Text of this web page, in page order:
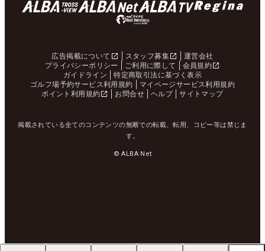
広告掲載について スタッフ募集
運営会社
プライバシーポリシー
ご利用に際して
会員規約
ガイドライン
特定商取引法に基づく表示
ゴルフ場予約サービス利用規約
マイページサービス利用規約
ポイント利用規約
お問合せ ヘルプ サイトマップ
掲載されている全てのコンテンツの無断での転載、転用、コピー等は禁じま
す。
© ALBA Net